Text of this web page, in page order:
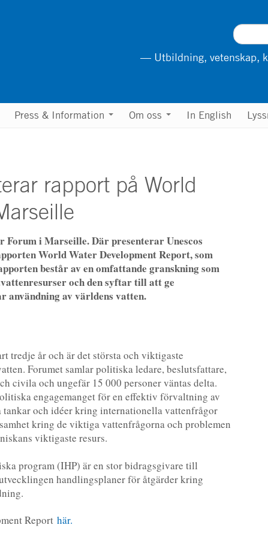
— Utbildning, vetenskap,
Press & Information Om oss In English
rapport på World
Forum i Marseille. Där presenterar Unescos
World Water Development Report, som
består av en omfattande granskning som
och den syftar till att ge
av världens vatten.
tredje år och är det största och viktigaste
Forumet samlar politiska ledare, beslutsfattare,
civila och ungefär 15 000 personer väntas delta.
engagemanget för en effektiv förvaltning av
tankar och idéer kring internationella vattenfrågor
kring de viktiga vattenfrågorna och problemen
viktigaste resurs.
program (IHP) är en stor bidragsgivare till
handlingsplaner för åtgärder kring
Reporthär.